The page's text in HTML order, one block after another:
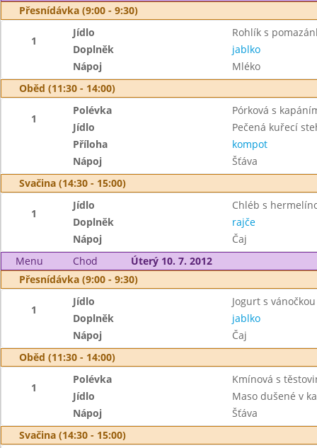
Přesnídávka (9:00 - 9:30)
1
Jídlo
Rohlík s
Doplněk
jablko
Nápoj
Mléko
Oběd (11:30 - 14:00)
1
Polévka
Pórková s
Jídlo
Pečená kuřecí
Příloha
kompot
Nápoj
Šťáva
Svačina (14:30 - 15:00)
1
Jídlo
Chléb s
Doplněk
rajče
Nápoj
Čaj
Menu
Chod
Úterý 10. 7. 2012
Přesnídávka (9:00 - 9:30)
1
Jídlo
Jogurt s vánočkou
Doplněk
jablko
Nápoj
Čaj
Oběd (11:30 - 14:00)
1
Polévka
Kmínová s
Jídlo
Maso dušené v
Nápoj
Šťáva
Svačina (14:30 - 15:00)